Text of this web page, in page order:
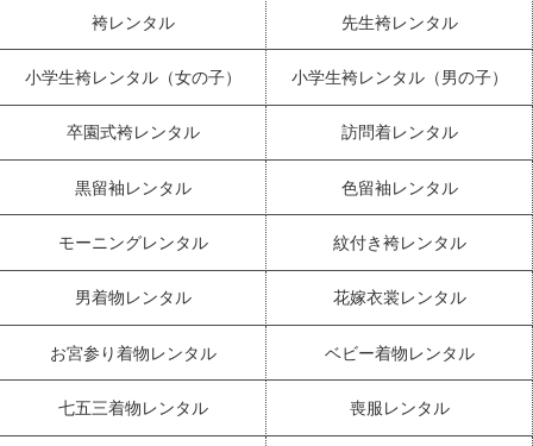
袴レンタル 先生袴レンタル
小学生袴レンタル（女の子） 小学生袴レンタル（男の子）
卒園式袴レンタル 訪問着レンタル
黒留袖レンタル 色留袖レンタル
モーニングレンタル 紋付き袴レンタル
男着物レンタル 花嫁衣裳レンタル
お宮参り着物レンタル ベビー着物レンタル
七五三着物レンタル 喪服レンタル